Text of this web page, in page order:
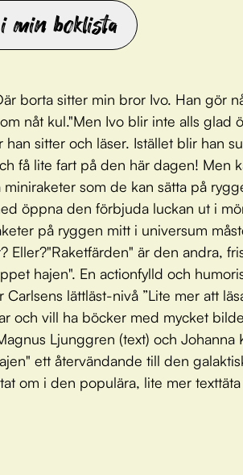
min boklista
borta sitter min bror Ivo. Han gör
nåt kul."Men Ivo blir inte alls glad
sitter och läser. Istället blir han
få lite fart på den här dagen! Men
som de kan sätta på
öppna den förbjuda luckan ut i
på ryggen mitt i universum
Eller?"Raketfärden" är den andra,
hajen". En actionfylld och
Carlsens lättläst-nivå ”Lite mer att
och vill ha böcker med mycket
Ljunggren (text) och Johanna
ett återvändande till den
om i den populära, lite mer